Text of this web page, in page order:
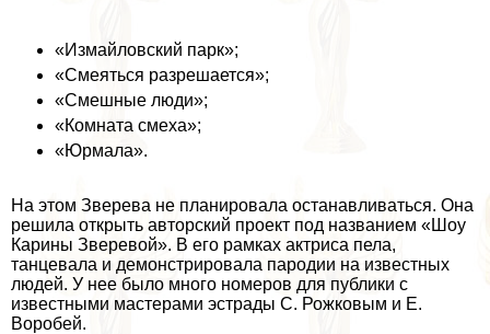
«Измайловский парк»;
«Смеяться разрешается»;
«Смешные люди»;
«Комната смеха»;
«Юрмала».
На этом Зверева не планировала останавливаться. Она
решила открыть авторский проект под названием «Шоу
Карины Зверевой». В его рамках актриса пела,
танцевала и демонстрировала пародии на известных
людей. У нее было много номеров для публики с
известными мастерами эстрады С. Рожковым и Е.
Воробей.